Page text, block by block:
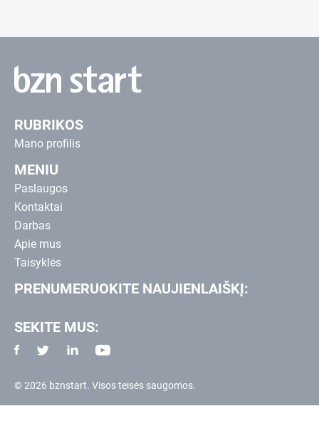
RUBRIKOS
Mano profilis
MENIU
Paslaugos
Kontaktai
Darbas
Apie mus
Taisyklės
PRENUMERUOKITE NAUJIENLAIŠKĮ:
SEKITE MUS:
© 2026 bznstart. Visos teisės saugomos.